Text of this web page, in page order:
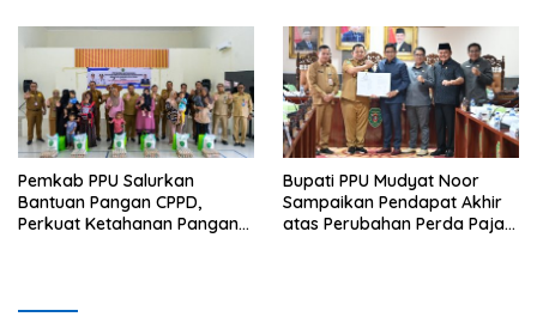
Pemkab PPU Salurkan
Bantuan Pangan CPPD,
Perkuat Ketahanan Pangan
Bupati PPU Mudyat Noor
Sampaikan Pendapat Akhir
atas Perubahan Perda Pajak